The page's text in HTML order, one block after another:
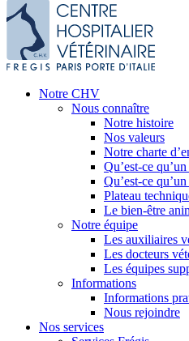
Notre CHV
Nous connaître
Notre histoire
Nos valeurs
Notre charte
Qu’est-ce
Qu’est-ce
Plateau
Le bien-être
Notre équipe
Les auxiliaires
Les docteurs
Les équipes
Informations
Informations
Nous rejoindre
Nos services